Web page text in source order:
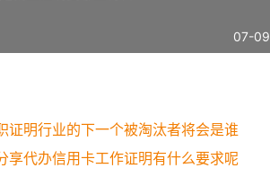
07-09
证明行业的下一个被淘汰者将会是谁
享代办信用卡工作证明有什么要求呢